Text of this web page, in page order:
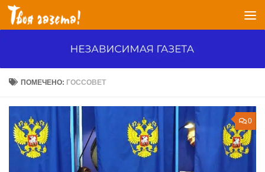
Перейти к содержимому
ПОМЕЧЕНО: ГОССОВЕТ
0